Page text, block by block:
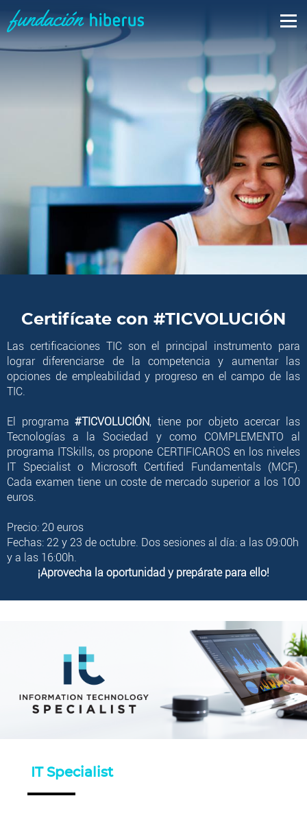
Certifícate con #TICVOLUCIÓN
Las certificaciones TIC son el principal instrumento para
lograr diferenciarse de la competencia y aumentar las
opciones de empleabilidad y progreso en el campo de las
TIC.
El programa #TICVOLUCIÓN, tiene por objeto acercar las
Tecnologías a la Sociedad y como COMPLEMENTO al
programa ITSkills, os propone CERTIFICAROS en los niveles
IT Specialist o Microsoft Certified Fundamentals (MCF).
Cada examen tiene un coste de mercado superior a los 100
euros.
Precio: 20 euros
Fechas: 22 y 23 de octubre. Dos sesiones al día: a las 09:00h
y a las 16:00h.
¡Aprovecha la oportunidad y prepárate para ello!
IT Specialist